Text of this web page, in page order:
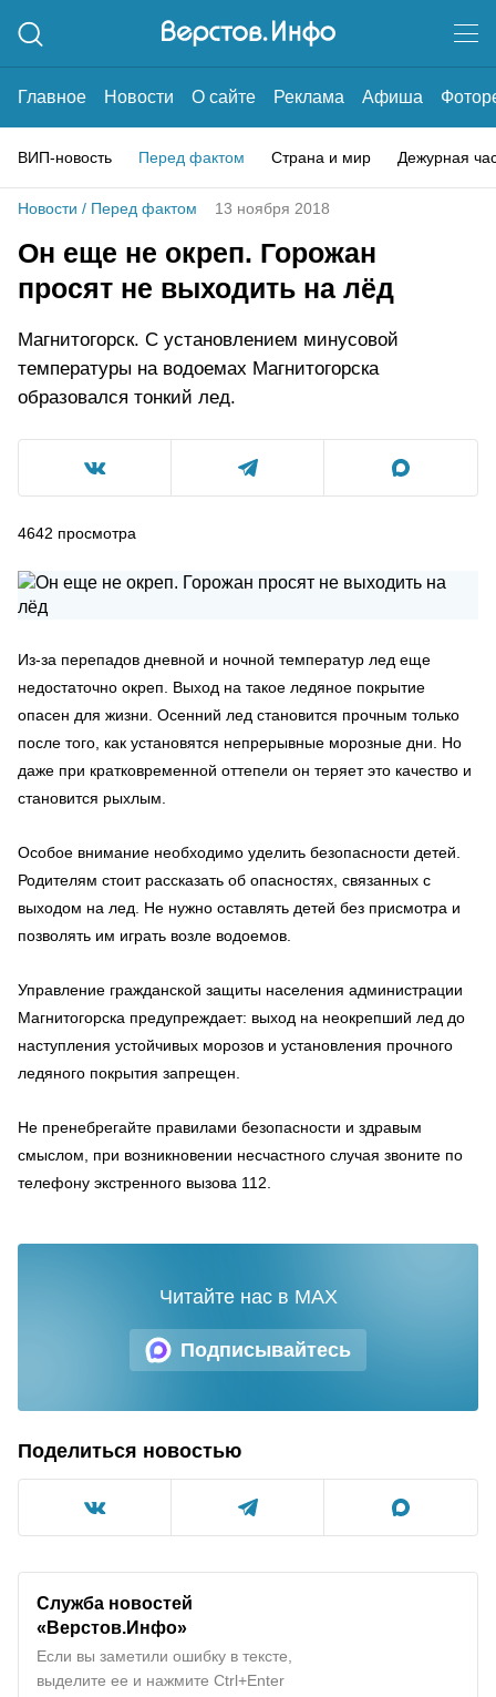
Главное Новости О сайте Реклама Афиша
ВИП-новость Перед фактом Страна и мир Дежурная
Новости / Перед фактом 13 ноября 2018
Он еще не окреп. Горожан
просят не выходить на лёд
Магнитогорск. С установлением минусовой
температуры на водоемах Магнитогорска
образовался тонкий лед.
4642 просмотра
Из-за перепадов дневной и ночной температур лед еще
недостаточно окреп. Выход на такое ледяное покрытие
опасен для жизни. Осенний лед становится прочным только
после того, как установятся непрерывные морозные дни. Но
даже при кратковременной оттепели он теряет это качество и
становится рыхлым.
Особое внимание необходимо уделить безопасности детей.
Родителям стоит рассказать об опасностях, связанных с
выходом на лед. Не нужно оставлять детей без присмотра и
позволять им играть возле водоемов.
Управление гражданской защиты населения администрации
Магнитогорска предупреждает: выход на неокрепший лед до
наступления устойчивых морозов и установления прочного
ледяного покрытия запрещен.
Не пренебрегайте правилами безопасности и здравым
смыслом, при возникновении несчастного случая звоните по
телефону экстренного вызова 112.
Подписывайтесь
Читайте нас в MAX
Поделиться новостью
Служба новостей
«Верстов.Инфо»
Если вы заметили ошибку в тексте,
выделите ее и нажмите Ctrl+Enter